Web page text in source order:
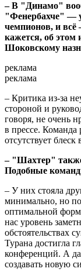
– В "Динамо"
"Фенербахче" —
чемпионов, и
кажется, об этом
Шоковскому
реклама
реклама
– Критика из-за
стороной и
говоря, не очень
в прессе. Команда
отсутствует блеск
– "Шахтер"
Подобные
– У них стояла
минимально, но
оптимальной
нас уровень
обстоятельствах
Турана достигла
конференций. А
создавать новую